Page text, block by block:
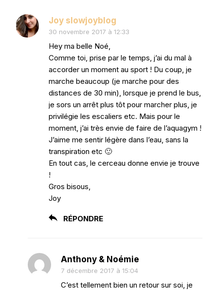
Joy slowjoyblog
30 novembre 2017 à 12:33
Hey ma belle Noé,
Comme toi, prise par le temps, j’ai du mal à
accorder un moment au sport ! Du coup, je
marche beaucoup (je marche pour des
distances de 30 min), lorsque je prend le bus,
je sors un arrêt plus tôt pour marcher plus, je
privilégie les escaliers etc. Mais pour le
moment, j’ai très envie de faire de l’aquagym !
J’aime me sentir légère dans l’eau, sans la
transpiration etc 🙂
En tout cas, le cerceau donne envie je trouve
!
Gros bisous,
Joy
RÉPONDRE
Anthony & Noémie
7 décembre 2017 à 15:04
C’est tellement bien un retour sur soi, je